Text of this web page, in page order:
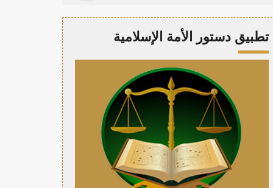
تطبيق دستور الأمة الإسلامية